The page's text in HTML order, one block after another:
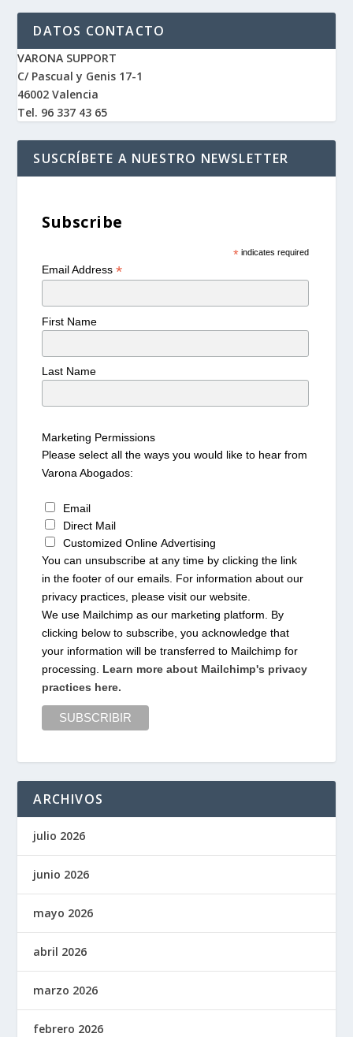
DATOS CONTACTO
VARONA SUPPORT
C/ Pascual y Genis 17-1
46002 Valencia
Tel. 96 337 43 65
SUSCRÍBETE A NUESTRO NEWSLETTER
Subscribe
*indicates required
Email Address*
First Name
Last Name
Marketing Permissions
Please select all the ways you would like to hear from
Varona Abogados:
Email
Direct Mail
Customized Online Advertising
You can unsubscribe at any time by clicking the link
in the footer of our emails. For information about our
privacy practices, please visit our website.
We use Mailchimp as our marketing platform. By
clicking below to subscribe, you acknowledge that
your information will be transferred to Mailchimp for
processing. Learn more about Mailchimp's privacy
practices here.
ARCHIVOS
julio 2026
junio 2026
mayo 2026
abril 2026
marzo 2026
febrero 2026